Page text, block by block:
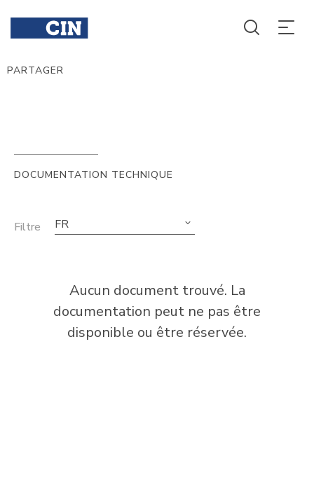
PARTAGER
DOCUMENTATION TECHNIQUE
Filtre FR
Aucun document trouvé. La
documentation peut ne pas être
disponible ou être réservée.